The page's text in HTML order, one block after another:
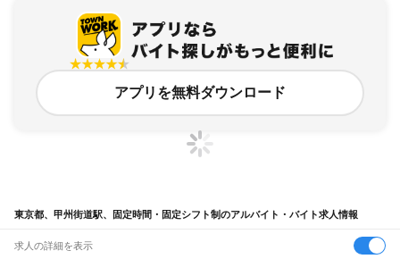
アプリを無料ダウンロード
東京都、甲州街道駅、固定時間・固定シフト制のアルバイト・バイト求人情報
求人の詳細を表示